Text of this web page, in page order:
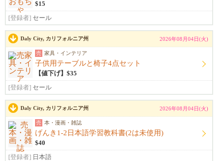
$15
[登録者] セール
Daly City, カリフォルニア州 2026年08月04日(火)
売 家具・インテリア
子供用テーブルと椅子4点セット
【値下げ】$35
[登録者] セール
Daly City, カリフォルニア州 2026年08月04日(火)
売 本・漫画・雑誌
げんき1-2日本語学習教科書(2は未使用)
$40
[登録者] 日本語